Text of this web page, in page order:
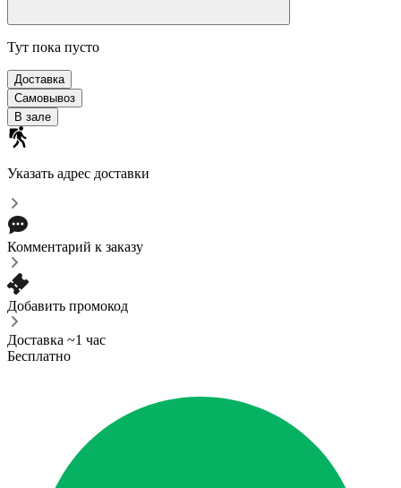
Тут пока пусто
Доставка
Самовывоз
В зале
Указать адрес доставки
Комментарий к заказу
Добавить промокод
Доставка ~1 час
Бесплатно